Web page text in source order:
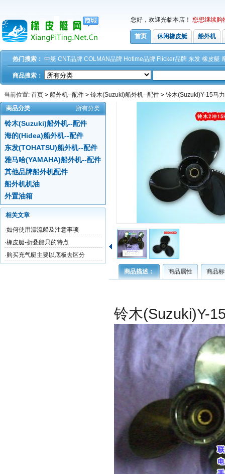
您好，欢迎光临本店！ 您想继续购
首页 休闲橡皮艇 船外机
热门搜索： 中艇 CNT品牌 COLMAN品牌 Hotime品牌 Flicker品牌 东发 橡皮艇
商品搜索：
当前位置: 首页 > 船外机--配件 > 铃木(Suzuki)船外机--配件 > 铃木(Suzuki)Y-15马
商品分类
所有分类
铃木(Suzuki)船外机--配件
海的(Hidea)船外机--配件
东发(TOHATSU)船外机--配件
雅马哈(YAMAHA)船外机--配件
其他品牌船外机配件
船外机机油
外置油箱
相关文章
·如何使用漂流船及注意事项
·橡皮艇-折叠船只的特点
·购买充气艇主要以底板去区分
商品描述： 商品属性 商品
铃木(Suzuki)Y-